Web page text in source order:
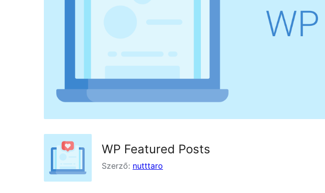
WP Featured Posts
Szerző: nutttaro